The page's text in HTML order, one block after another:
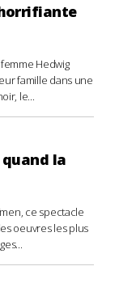
Hedwig
famille dans une
le...
la
ce spectacle
oeuvres les plus